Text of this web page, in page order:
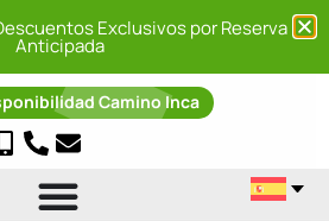
Camino Inca
Exclusivos por Reserva
Anticipada